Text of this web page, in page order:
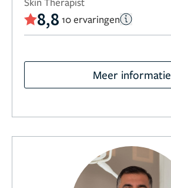
8,8 10 ervaringen
Meer informatie